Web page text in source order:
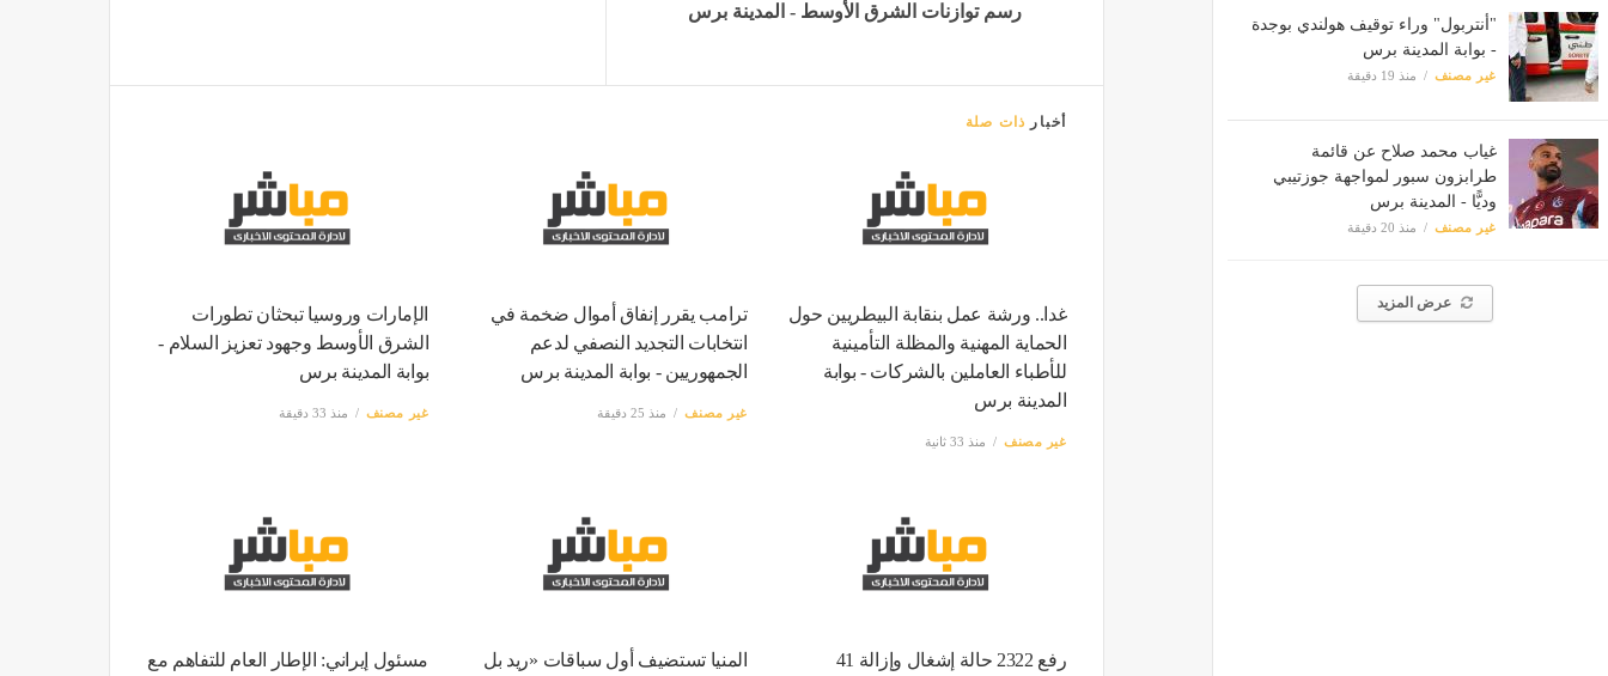
"أنتربول" وراء توقيف هولندي بوجدة
- بوابة المدينة برس
غير مصنف منذ 19 دقيقة
غياب محمد صلاح عن قائمة
طرابزون سبور لمواجهة جوزتيبي
وديًّا - المدينة برس
غير مصنف منذ 20 دقيقة
عرض المزيد
رسم توازنات الشرق الأوسط - المدينة برس
أخبار ذات صلة
غدا.. ورشة عمل بنقابة البيطريين حول
الحماية المهنية والمظلة التأمينية
للأطباء العاملين بالشركات - بوابة
المدينة برس
غير مصنف منذ 33 ثانية
ترامب يقرر إنفاق أموال ضخمة في
انتخابات التجديد النصفي لدعم
الجمهوريين - بوابة المدينة برس
غير مصنف منذ 25 دقيقة
الإمارات وروسيا تبحثان تطورات
الشرق الأوسط وجهود تعزيز السلام -
بوابة المدينة برس
غير مصنف منذ 33 دقيقة
رفع 2322 حالة إشغال وإزالة 41
المنيا تستضيف أول سباقات «ريد بل
مسئول إيراني: الإطار العام للتفاهم مع